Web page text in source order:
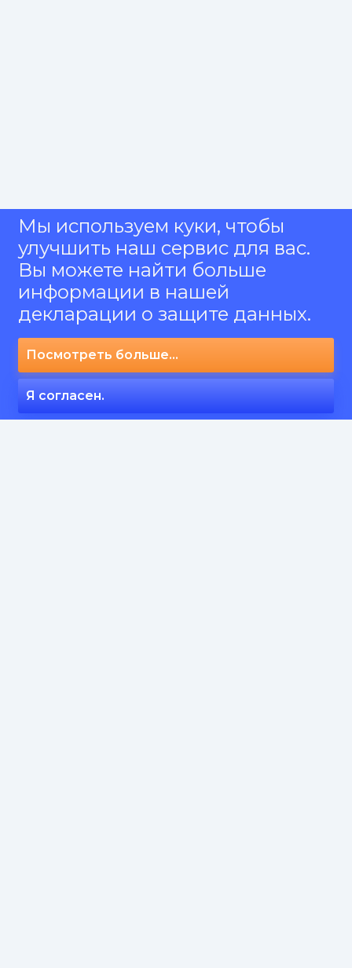
Мы используем куки, чтобы
улучшить наш сервис для вас.
Вы можете найти больше
информации в нашей
декларации о защите данных.
Посмотреть больше...
Я согласен.